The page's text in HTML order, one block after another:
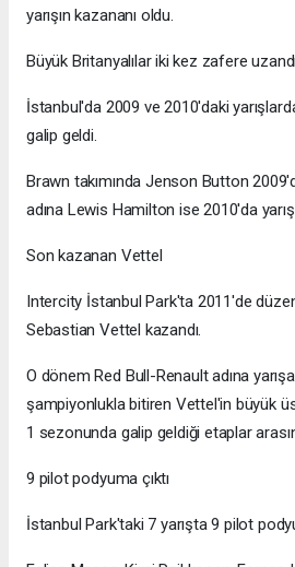
yarışın kazananı oldu.
Büyük Britanyalılar iki kez zafere uzandı
İstanbul'da 2009 ve 2010'daki
galip geldi.
Brawn takımında Jenson Button
adına Lewis Hamilton ise 2010'da
Son kazanan Vettel
Intercity İstanbul Park'ta 2011'de
Sebastian Vettel kazandı.
O dönem Red Bull-Renault adına
şampiyonlukla bitiren Vettel'in büyük
1 sezonunda galip geldiği etaplar
9 pilot podyuma çıktı
İstanbul Park'taki 7 yarışta 9 pilot